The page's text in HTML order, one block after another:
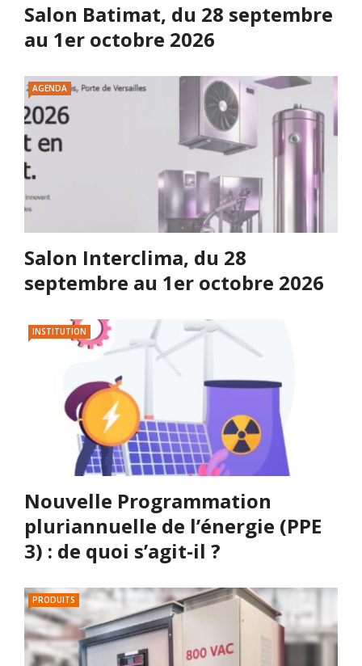
Salon Batimat, du 28 septembre
au 1er octobre 2026
AGENDA
Salon Interclima, du 28
septembre au 1er octobre 2026
INSTITUTION
Nouvelle Programmation
pluriannuelle de l’énergie (PPE
3) : de quoi s’agit-il ?
PRODUITS